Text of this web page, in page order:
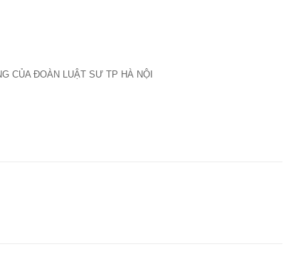
CỦA ĐOÀN LUẬT SƯ TP HÀ NỘI